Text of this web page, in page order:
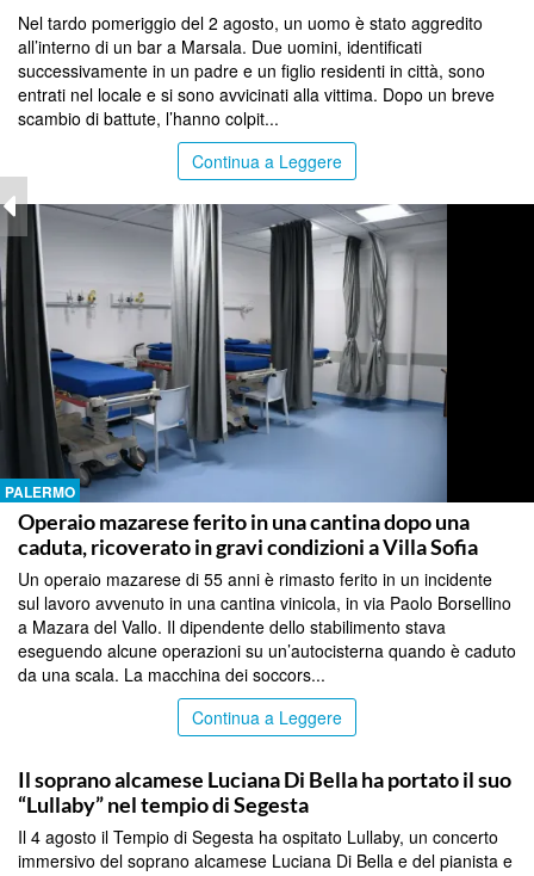
Nel tardo pomeriggio del 2 agosto, un uomo è stato aggredito
all’interno di un bar a Marsala. Due uomini, identificati
successivamente in un padre e un figlio residenti in città, sono
entrati nel locale e si sono avvicinati alla vittima. Dopo un breve
scambio di battute, l’hanno colpit...
Continua a Leggere
PALERMO
Operaio mazarese ferito in una cantina dopo una
caduta, ricoverato in gravi condizioni a Villa Sofia
Un operaio mazarese di 55 anni è rimasto ferito in un incidente
sul lavoro avvenuto in una cantina vinicola, in via Paolo Borsellino
a Mazara del Vallo. Il dipendente dello stabilimento stava
eseguendo alcune operazioni su un’autocisterna quando è caduto
da una scala. La macchina dei soccors...
Continua a Leggere
Il soprano alcamese Luciana Di Bella ha portato il suo
“Lullaby” nel tempio di Segesta
Il 4 agosto il Tempio di Segesta ha ospitato Lullaby, un concerto
immersivo del soprano alcamese Luciana Di Bella e del pianista e